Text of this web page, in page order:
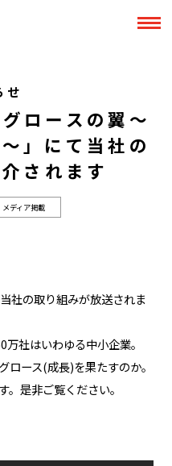
せ
ロースの翼～
」にて当社の
されます
メディア掲載
社の取り組みが放送されま
社はいわゆる中小企業。
ース(成長)を果たすのか――。
是非ご覧ください。